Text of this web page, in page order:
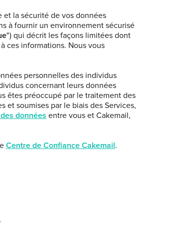
et la sécurité de vos données
à fournir un environnement sécurisé
") qui décrit les façons limitées dont
ces informations. Nous vous
personnelles des individus
concernant leurs données
êtes préoccupé par le traitement des
et soumises par le biais des Services,
données entre vous et Cakemail,
Centre de Confiance Cakemail .